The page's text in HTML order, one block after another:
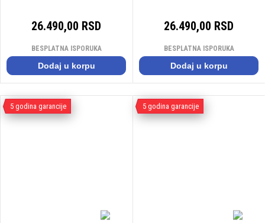
26.490,00 RSD
BESPLATNA ISPORUKA
Dodaj u korpu
26.490,00 RSD
BESPLATNA ISPORUKA
Dodaj u korpu
5 godina garancije 5 godina garancije